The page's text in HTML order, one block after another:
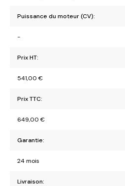
Puissance du moteur (CV):
-
Prix HT:
541,00 €
Prix TTC:
649,00 €
Garantie:
24 mois
Livraison: